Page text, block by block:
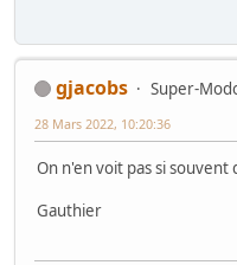
gjacobs
Super-
28 Mars 2022, 10:20:36
On n'en voit pas si souvent
Gauthier